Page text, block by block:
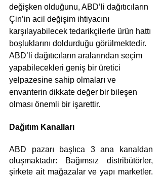
değişken olduğunu, ABD’li dağıtıcıların
Çin’in acil değişim ihtiyacını
karşılayabilecek tedarikçilerle ürün hattı
boşluklarını doldurduğu görülmektedir.
ABD’li dağıtıcıların aralarından seçim
yapabilecekleri geniş bir üretici
yelpazesine sahip olmaları ve
envanterin dikkate değer bir bileşen
olması önemli bir işarettir.
Dağıtım Kanalları
ABD pazarı başlıca 3 ana kanaldan
oluşmaktadır: Bağımsız distribütörler,
şirkete ait mağazalar ve yapı marketler.